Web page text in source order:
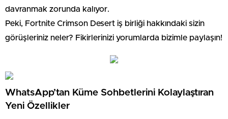
davranmak zorunda kalıyor.
Peki, Fortnite Crimson Desert iş birliği hakkındaki sizin
görüşleriniz neler? Fikirlerinizi yorumlarda bizimle paylaşın!
WhatsApp’tan Küme Sohbetlerini Kolaylaştıran
Yeni Özellikler